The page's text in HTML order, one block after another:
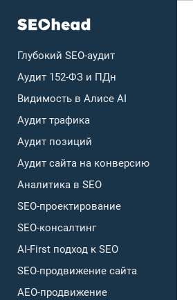
Глубокий SEO-аудит
Аудит 152-ФЗ и ПДн
Видимость в Алисе AI
Аудит трафика
Аудит позиций
Аудит сайта на конверсию
Аналитика в SEO
SEO-проектирование
SEO-консалтинг
AI-First подход к SEO
SEO-продвижение сайта
AEO-продвижение